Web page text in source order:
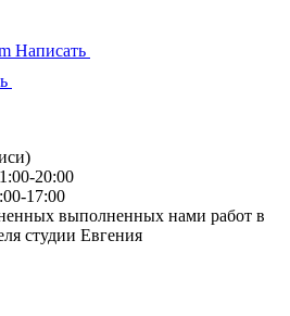
Написать
20:00
17:00
выполненных нами работ в
студии Евгения